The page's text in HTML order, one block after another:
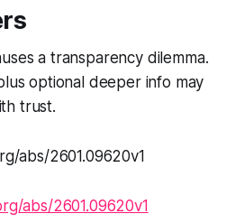
a transparency dilemma.
optional deeper info may
trust.
abs/2601.09620v1
abs/2601.09620v1